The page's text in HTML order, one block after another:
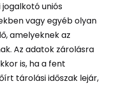
uniós
vagy egyéb olyan
amelyeknek az
Az adatok zárolásra
is, ha a fent
tárolási időszak lejár,